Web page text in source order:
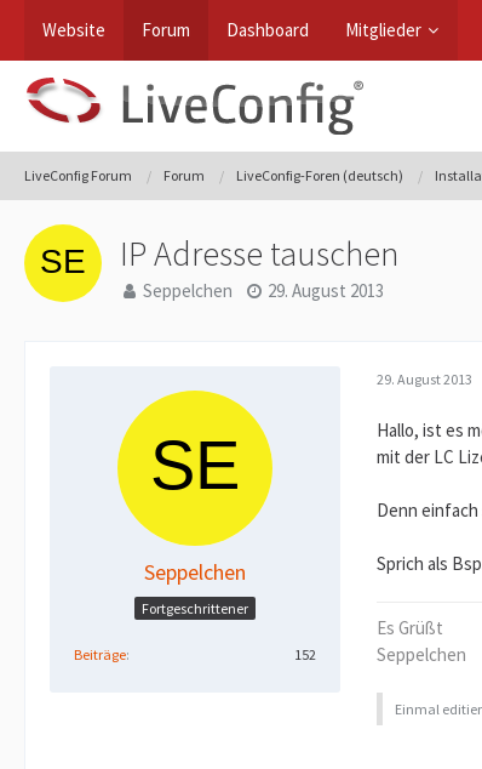
Website Forum Dashboard Mitglieder
LiveConfig Forum Forum LiveConfig-Foren (deutsch)
IP Adresse tauschen
Seppelchen 29. August 2013
Seppelchen
Fortgeschrittener
Beiträge 152
29. August 2013
Hallo, ist es
mit der LC
Denn
Sprich als
Es Grüßt
Seppelchen
Einmal